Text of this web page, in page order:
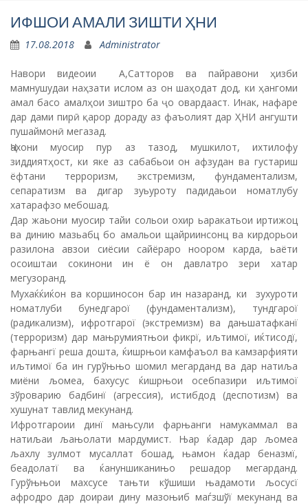
ИФШОИ АМАЛИ ЗИШТИ ҲНИ
17.08.2018 Administrator
Навори видеоии А,Сатторов ва пайравони ҳизби
мамнушудаи наҳзати ислом аз он шаҳодат дод, ки ҳангоми
амал басо амалҳои зиштро ба ҷо овардааст. Инак, нафаре
дар дами пирӣ қарор дораду аз фаъолият дар ҲНИ ангушти
пушаймонӣ мегазад.
Ҷахони муосир пур аз тазод, мушкилот, ихтилофу
зиддиятҳост, ки яке аз сабабьои он афзудан ва густариш
ёфтани терроризм, экстремизм, фундаментализм,
сепаратизм ва дигар зуьуроту падидаьои номатлубу
хатарафзо мебошад.
Дар жаьони муосир тайи сольои охир ьаракатьои иртижоц
ва динию мазьабц бо амальои щайриинсонц ва кирдорьои
разилона авзои сиёсии сайёраро ноором карда, ьаёти
осоиштаи сокинони ин ё он давлатро зери хатар
мегузоранд.
Мухаќќиќон ва коршиносон бар ин назаранд, ки зухуроти
номатлуби бунедгарої (фундаментализм), тундгарої
(радикализм), ифротгарої (экстремизм) ва дањшатафканї
(терроризм) дар мањрумиятњои фикрї, иљтимої, иќтисодї,
фарњангї реша дошта, ќишрњои камфаъол ва камзарфияти
иљтимої ба ин гурўњњо шомил мегарданд ва дар натиља
миёни љомеа, бахусус ќишрњои осебпазири иљтимої
зўроварию бадбинї (агрессия), истибдод (деспотизм) ва
хушунат тавлид мекунанд.
Ифротгароии динї мањсули фарњанги намукаммал ва
натиљаи љањолати мардумист. Њар ќадар дар љомеа
љахлу зулмот мусаллат бошад, њамон ќадар беназмї,
беадолатї ва ќануншиканињо решадор мегарданд.
Гурўњњои махсусе тањти кўшиши њадамоти љосусї
афродро дар доираи дину мазоњиб маѓзшўї мекунанд ва